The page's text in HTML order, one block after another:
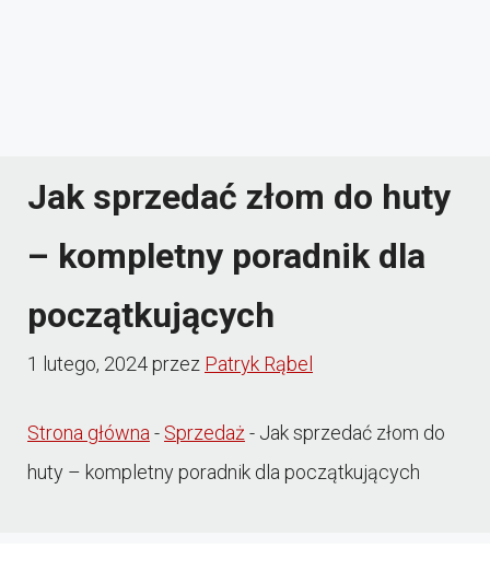
Jak sprzedać złom do huty
– kompletny poradnik dla
początkujących
1 lutego, 2024przez Patryk Rąbel
Strona główna- Sprzedaż- Jak sprzedać złom do
huty – kompletny poradnik dla początkujących